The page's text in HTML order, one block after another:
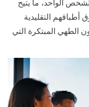
بسعر 250 درهماً للشخص الواحد، ما يتيح
أطباقهم التقليدية
الطهي المبتكرة التي